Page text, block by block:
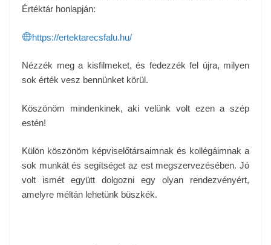
Értéktár honlapján:
https://ertektarecsfalu.hu/
Nézzék meg a kisfilmeket, és fedezzék fel újra, milyen
sok érték vesz bennünket körül.
Köszönöm mindenkinek, aki velünk volt ezen a szép
estén!
Külön köszönöm képviselőtársaimnak és kollégáimnak a
sok munkát és segítséget az est megszervezésében. Jó
volt ismét együtt dolgozni egy olyan rendezvényért,
amelyre méltán lehetünk büszkék.